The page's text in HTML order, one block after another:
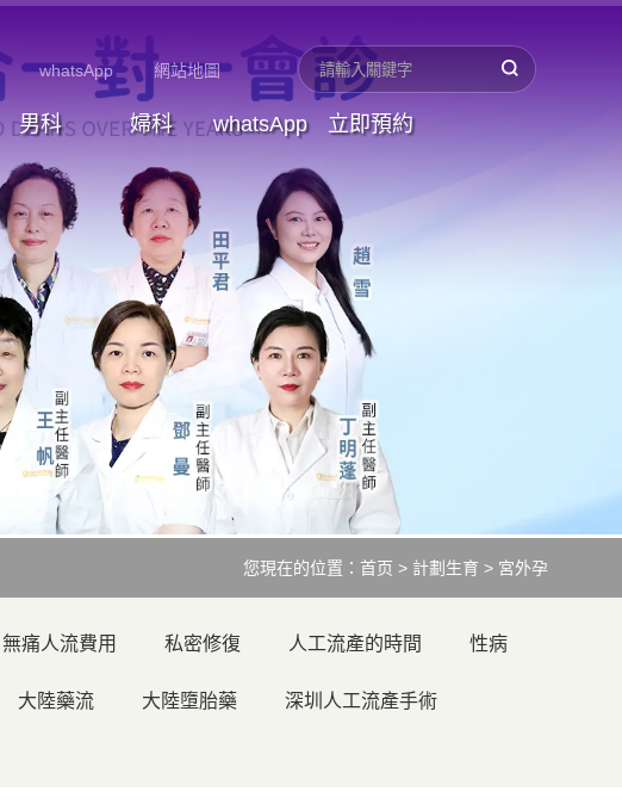
whatsApp 網站地圖
男科 婦科 whatsApp 立即預約
您現在的位置： 首页 > 計劃生育 > 宮外孕
無痛人流費用 私密修復 人工流產的時間 性病
大陸藥流 大陸墮胎藥 深圳人工流產手術